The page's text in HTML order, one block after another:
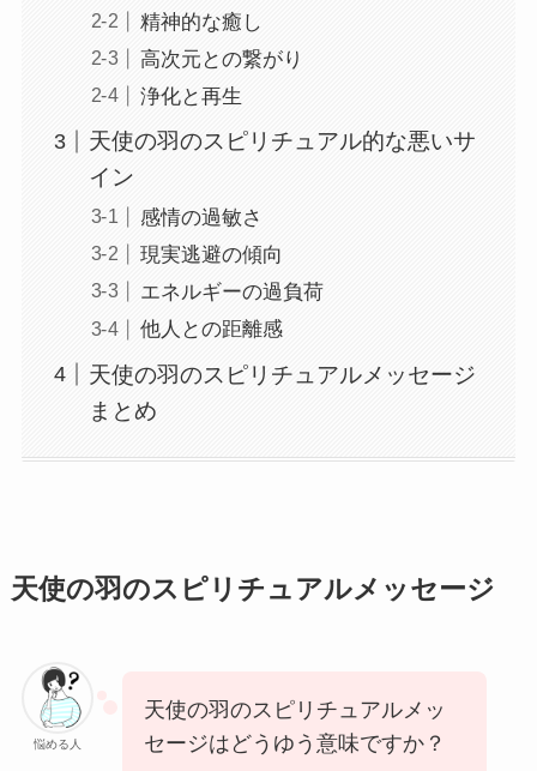
精神的な癒し
高次元との繋がり
浄化と再生
天使の羽のスピリチュアル的な悪いサ
イン
感情の過敏さ
現実逃避の傾向
エネルギーの過負荷
他人との距離感
天使の羽のスピリチュアルメッセージ
まとめ
天使の羽のスピリチュアルメッセージ
悩める人
天使の羽のスピリチュアルメッ
セージはどうゆう意味ですか？